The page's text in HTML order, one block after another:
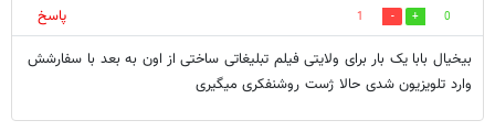
0
1
پاسخ
بیخیال بابا یک بار برای ولایتی فیلم تبلیغاتی ساختی از اون به بعد با سفارشش
وارد تلویزیون شدی حالا ژست روشنفکری میگیری